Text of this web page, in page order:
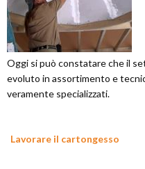
Oggi si può constatare che il
evoluto in assortimento e
veramente specializzati.
Lavorare il cartongesso